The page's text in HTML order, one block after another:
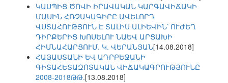
ԿԱՍՊԻՑ ԾՈՎԻ ԻՐԱՎԱԿԱՆ ԿԱՐԳԱՎԻՃԱԿԻ
ՄԱՍԻՆ ՀՌՉԱԿԱԳԻՐԸ ԱՎԵԼՈՐԴ
ՎՍՏԱՀՈՒԹՅՈՒՆ Է ՏԱԼԻՍ ԱԼԻԵՎԻՆ՝ ՈՒԺԵՂ
ԴԻՐՔԵՐԻՑ ԽՈՍԵԼՈՒ ՆԱԵՎ ԱՐՑԱԽԻ
ՀԻՄՆԱՀԱՐՑՈՒՄ. Կ. ՎԵՐԱՆՅԱՆ[14.08.2018]
ՀԱՅԱՍՏԱՆԻ ԵՎ ԱԴՐԲԵՋԱՆԻ
ԳԻՏԱՀԵՏԱԶՈՏԱԿԱՆ ՎԻՃԱԿԱԳՐՈՒԹՅՈՒՆԸ
2008-2018ԹԹ.[13.08.2018]